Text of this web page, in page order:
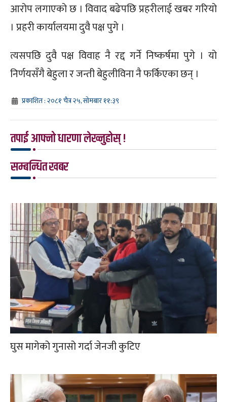
आरोप लगाएको छ । विवाद बढेपछि प्रहरीलाई खबर गरियो
। प्रहरी कार्यालयमा दुवै पक्ष पुगे ।
त्यसपछि दुवै पक्ष विवाह नै रद्द गर्ने निष्कर्षमा पुगे । यो
निर्णयसँगै बेहुला र जन्ती बेहुलीविना नै फर्किएका छन् ।
प्रकाशित : २०८१ चैत्र २५, सोमबार ११:३९
तपाई आफ्नो धारणा लेख्नुहोस् !
सम्बन्धित खबर
घुस मागेको गुनासो गर्दा जेनजी कुटिए